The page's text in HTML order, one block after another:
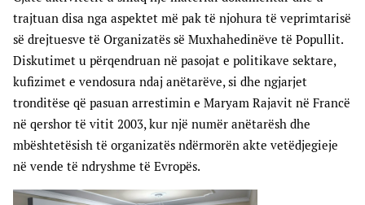
trajtuan disa nga aspektet më pak të njohura të veprimtarisë
së drejtuesve të Organizatës së Muxhahedinëve të Popullit.
Diskutimet u përqendruan në pasojat e politikave sektare,
kufizimet e vendosura ndaj anëtarëve, si dhe ngjarjet
tronditëse që pasuan arrestimin e Maryam Rajavit në Francë
në qershor të vitit 2003, kur një numër anëtarësh dhe
mbështetësish të organizatës ndërmorën akte vetëdjegieje
në vende të ndryshme të Evropës.